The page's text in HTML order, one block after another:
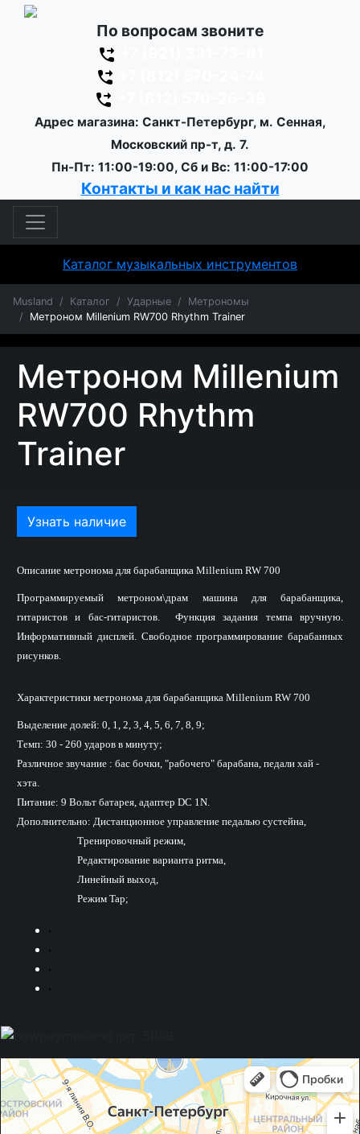
По вопросам звоните
Адрес магазина: Санкт-Петербург, м. Сенная,
Московский пр-т, д. 7.
Пн-Пт: 11:00-19:00, Сб и Вс: 11:00-17:00
Контакты и как нас найти
Каталог музыкальных инструментов
Musland Каталог Ударные
Метрономы
Метроном Millenium RW700 Rhythm Trainer
Метроном Millenium
RW700 Rhythm
Trainer
Узнать наличие
Описание метронома для барабанщика Millenium RW 700
Программируемый метроном\драм машина для барабанщика,
гитаристов и бас-гитаристов. Функция задания темпа вручную.
Информативный дисплей. Свободное программирование барабанных
рисунков.
Характеристики метронома для барабанщика Millenium RW 700
Выделение долей: 0, 1, 2, 3, 4, 5, 6, 7, 8, 9;
Темп: 30 - 260 ударов в минуту;
Различное звучание : бас бочки, "рабочего" барабана, педали хай -
хэта.
Питание: 9 Вольт батарея, адаптер DC 1N.
Дополнительно: Дистанционное управление педалью сустейна,
Тренировочный режим,
Редактирование варианта ритма,
Линейный выход,
Режим Tap;